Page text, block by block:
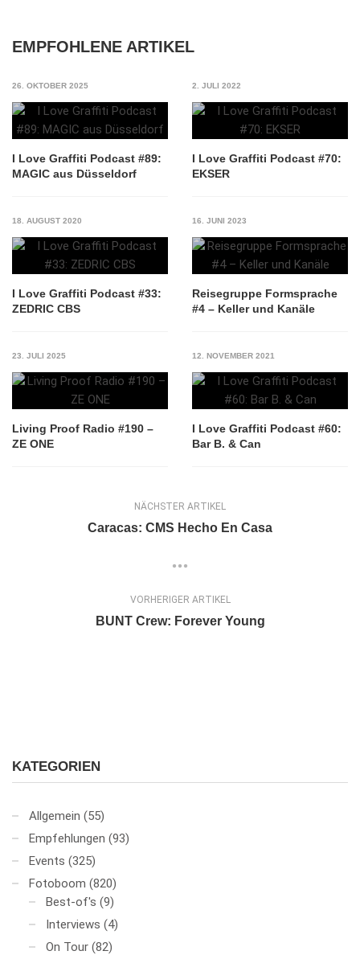
EMPFOHLENE ARTIKEL
26. OKTOBER 2025
I Love Graffiti Podcast #89:
MAGIC aus Düsseldorf
2. JULI 2022
I Love Graffiti Podcast #70:
EKSER
18. AUGUST 2020
I Love Graffiti Podcast #33:
ZEDRIC CBS
16. JUNI 2023
Reisegruppe Formsprache
#4 – Keller und Kanäle
23. JULI 2025
Living Proof Radio #190 –
ZE ONE
12. NOVEMBER 2021
I Love Graffiti Podcast #60:
Bar B. & Can
NÄCHSTER ARTIKEL
Caracas: CMS Hecho En Casa
VORHERIGER ARTIKEL
BUNT Crew: Forever Young
KATEGORIEN
Allgemein (55)
Empfehlungen (93)
Events (325)
Fotoboom (820)
Best-of's (9)
Interviews (4)
On Tour (82)